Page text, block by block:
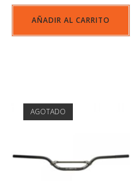
AÑADIR AL CARRITO
AGOTADO